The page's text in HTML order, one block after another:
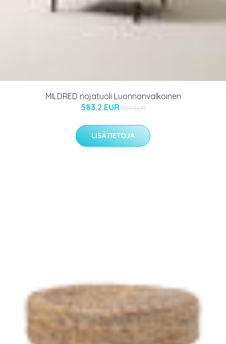
MILDRED nojatuoli Luonnonvalkoinen
583.2 EUR 729 EUR
LISÄTIETOJA